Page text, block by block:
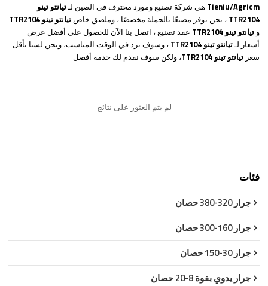
Tieniu/Agricm هي شركة تصنيع ومورد محترف في الصين لـتيانتو تينو
TTR2104 ، نحن نوفر مصنعًا بالجملة مخصصًا ، وملصق خاصتيانتو تينو TTR2104
وتيانتو تينو TTR2104
عقد تصنيع ، اتصل بنا الآن للحصول على أفضل عرض
أسعار لـتيانتو تينو TTR2104
، وسوف نرد في الوقت المناسب، ونحن لسنا بأقل
سعرتيانتو تينو TTR2104 ، ولكن سوف نقدم لك خدمة أفضل.
لم يتم العثور على نتائج
فئات
جرار 320-380 حصان
جرار 160-300 حصان
جرار 30-150 حصان
جرار يدوي بقوة 8-20 حصان